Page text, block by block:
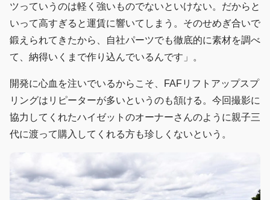
ツっていうのは軽く強いものでないといけない。だからと
いって高すぎると運賃に響いてしまう。そのせめぎ合いで
鍛えられてきたから、自社パーツでも徹底的に素材を調べ
て、納得いくまで作り込んでいるんです」。
開発に心血を注いでいるからこそ、FAFリフトアップスプ
リングはリピーターが多いというのも頷ける。今回撮影に
協力してくれたハイゼットのオーナーさんのように親子三
代に渡って購入してくれる方も珍しくないという。